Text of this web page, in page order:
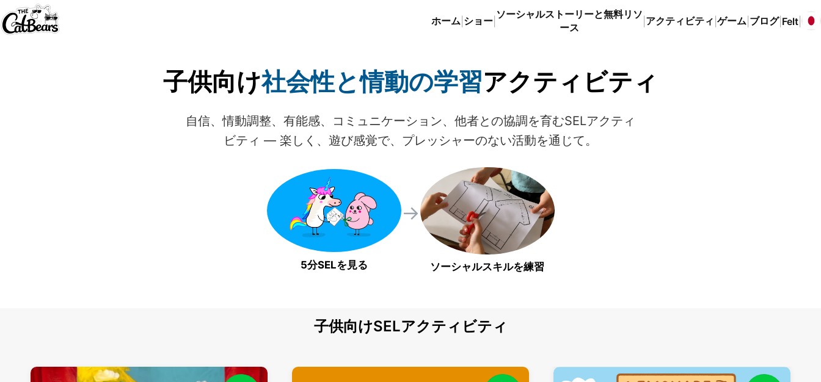
ホーム ショー
ソーシャルストーリーと無料リソ
ース
アクティビティ ゲーム ブログ| Felt
子供向け社会性と情動の学習アクティビティ
自信、情動調整、有能感、コミュニケーション、他者との協調を育むSELアクティ
ビティ — 楽しく、遊び感覚で、プレッシャーのない活動を通じて。
5分SELを見る
→
ソーシャルスキルを練習
子供向けSELアクティビティ